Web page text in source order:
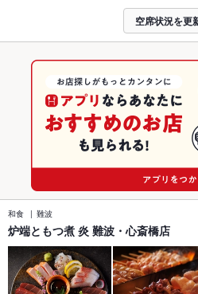
空席状況を更
和食 難波
炉端ともつ煮 炎 難波・心斎橋店